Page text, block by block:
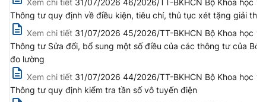
Xem chi tiết 31/07/2026 46/2026/TT-BKHCN Bộ Khoa học
Thông tư quy định về điều kiện, tiêu chí, thủ tục xét tặng giải
Xem chi tiết 31/07/2026 45/2026/TT-BKHCN Bộ Khoa học
Thông tư Sửa đổi, bổ sung một số điều của các thông tư của
đo lường
Xem chi tiết 31/07/2026 44/2026/TT-BKHCN Bộ Khoa học
Thông tư quy định kiểm tra tần số vô tuyến điện